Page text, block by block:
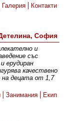
Галерия Контакти
София
и
със
ерудиран
качествено
на децата от 1,7
Занимания Екип